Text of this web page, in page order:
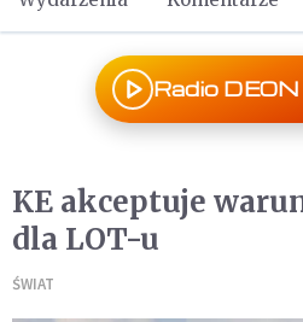
Radio
KE akceptuje
dla LOT-u
ŚWIAT